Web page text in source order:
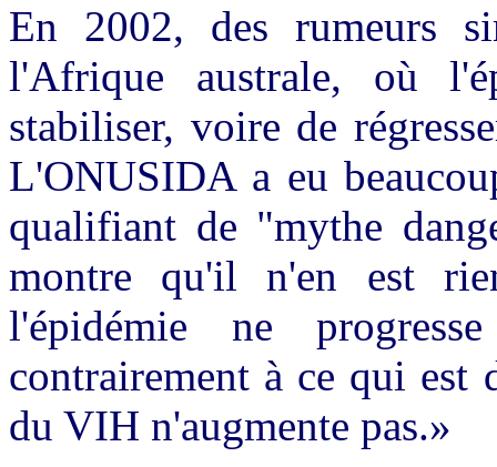
En 2002, des rumeurs
l'Afrique australe, où
stabiliser, voire de
L'ONUSIDA a eu
qualifiant de "mythe
montre qu'il n'en est
l'épidémie ne
contrairement à ce qui est
du VIH n'augmente pas.»